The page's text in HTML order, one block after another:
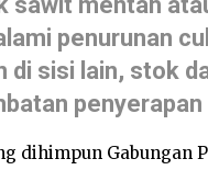
penurunan
di sisi lain, stok
dihimpun Gabungan